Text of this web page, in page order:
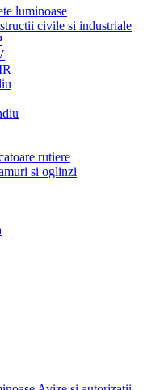
luminoase
civile si industriale
rutiere
si oglinzi